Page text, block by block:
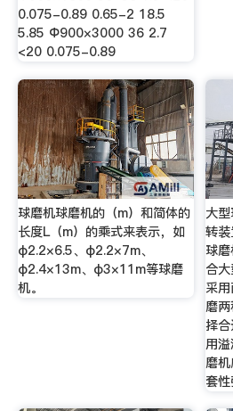
0.075-0.89 0.65-2 18.5
5.85 Ф900×3000 36 2.7
<20 0.075-0.89
球磨机球磨机的（m）和简体的
长度L（m）的乘式来表示，如
φ2.2×6.5、φ2.2×7m、
φ2.4×13m、φ3×11m等球磨
机。
大
转
球
合
采
磨
择
用
磨
套性